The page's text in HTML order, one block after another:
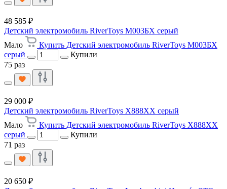
48 585 ₽
Детский электромобиль RiverToys М003БХ серый
Мало
Купить Детский электромобиль RiverToys М003БХ
серый
Купили
75 раз
29 000 ₽
Детский электромобиль RiverToys X888XX серый
Мало
Купить Детский электромобиль RiverToys X888XX
серый
Купили
71 раз
20 650 ₽